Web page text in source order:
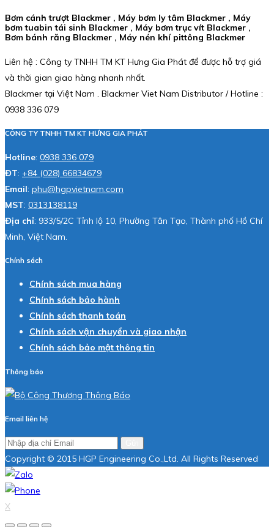
Bơm cánh trượt Blackmer , Máy bơm ly tâm Blackmer , Máy
bơm tuabin tái sinh Blackmer , Máy bơm trục vít Blackmer ,
Bơm bánh răng Blackmer , Máy nén khí pittông Blackmer
Liên hệ : Công ty TNHH TM KT Hưng Gia Phát để được hỗ trợ giá
và thời gian giao hàng nhanh nhất.
Blackmer tại Việt Nam . Blackmer Viet Nam Distributor / Hotline :
0938 336 079
CÔNG TY TNHH TM KT HƯNG GIA PHÁT
Hotline: 0938 336 079
ĐT: +84 (028) 66834679
Email: phu@hgpvietnam.com
MST: 0313138119
Địa chỉ: 933/5/2C Tỉnh lộ 10, Phường Tân Tạo, Thành phố Hồ Chí
Minh, Việt Nam.
Chính sách
Chính sách mua hàng
Chính sách bảo hành
Chính sách thanh toán
Chính sách vận chuyển và giao nhận
Chính sách bảo mật thông tin
Thông báo
Email liên hệ
Copyright © 2015 HGP Engineering Co.,Ltd. All Rights Reserved
X